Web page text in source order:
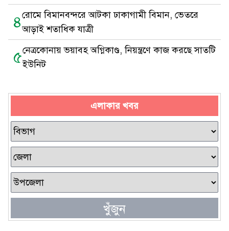
৪রোমে বিমানবন্দরে আটকা ঢাকাগামী বিমান, ভেতরে
আড়াই শতাধিক যাত্রী
৫নেত্রকোনায় ভয়াবহ অগ্নিকাণ্ড, নিয়ন্ত্রণে কাজ করছে সাতটি
ইউনিট
এলাকার খবর
খুঁজুন